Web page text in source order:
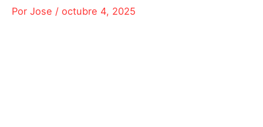
Por Jose / octubre 4, 2025